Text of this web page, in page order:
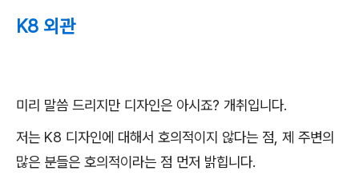
K8 외관
미리 말씀 드리지만 디자인은 아시죠? 개취입니다.
저는 K8 디자인에 대해서 호의적이지 않다는 점, 제 주변의
많은 분들은 호의적이라는 점 먼저 밝힙니다.